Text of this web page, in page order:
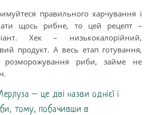
правильного харчування і
щось рибне, то цей рецепт –
Хек – низькокалорійний,
продукт. А весь етап готування,
розморожування риби, займе не
– це дві назви однієї і
тому, побачивши в